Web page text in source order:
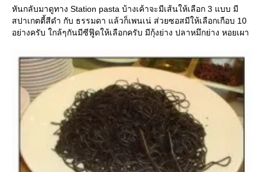
หันกลับมาดูทาง Station pasta บ้างเค้าจะมีเส้นให้เลือก 3 แบบ มี
สปาเกตตี้สีดำ กับ ธรรมดา แล้วก็เพนเน่ ส่วยซอสมีให้เลือกเกือบ 10
อย่างครับ ใกล้ๆกันมีซีฟู๊ดให้เลือกครับ มีกุ้งย่าง ปลาหมึกย่าง หอยเผา